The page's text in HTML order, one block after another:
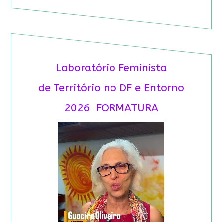
Laboratório Feminista
de Território no DF e Entorno
2026 FORMATURA